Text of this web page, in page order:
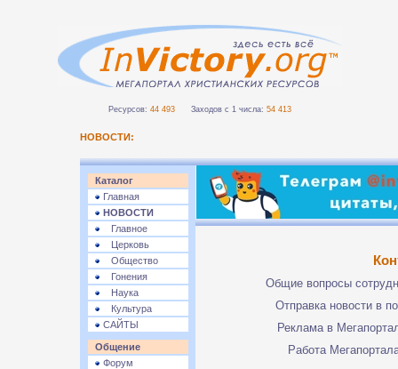
Ресурсов: 44 493 Заходов с 1 числа: 54 413
НОВОСТИ:
Каталог
Главная
НОВОСТИ
Главное
Церковь
Общество
Гонения
Наука
Культура
САЙТЫ
Общение
Форум
Общие вопросы
Отправка новости в
Реклама в
Работа